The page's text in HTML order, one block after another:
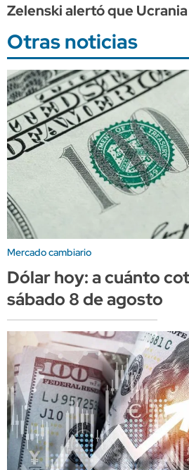
Zelenski alertó que
Otras noticias
Mercado cambiario
Dólar hoy: a cuánto
sábado 8 de agosto